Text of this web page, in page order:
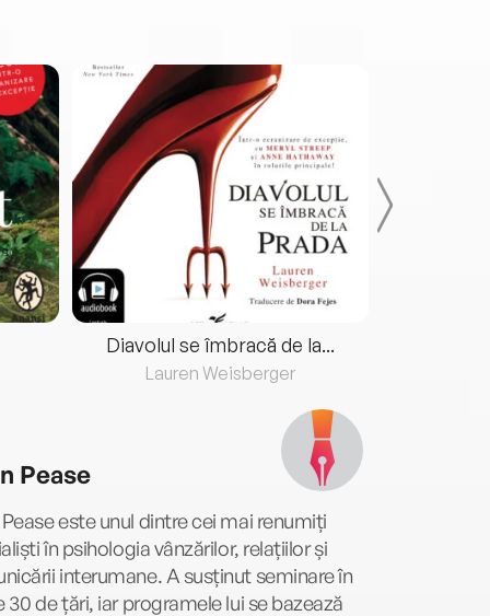
Diavolul se îmbracă de la...
Lauren Weisberger
Pease
este unul dintre cei mai renumiți
în psihologia vânzărilor, relațiilor și
interumane. A susținut seminare în
30 de țări, iar programele lui se bazează